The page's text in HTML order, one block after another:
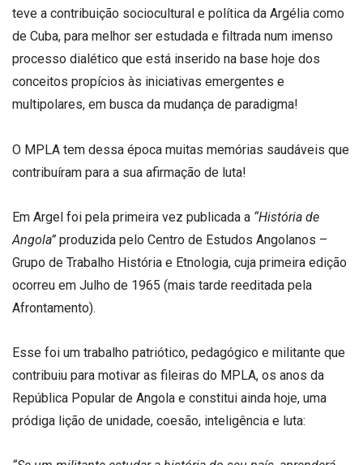
teve a contribuição sociocultural e política da Argélia como
de Cuba, para melhor ser estudada e filtrada num imenso
processo dialético que está inserido na base hoje dos
conceitos propícios às iniciativas emergentes e
multipolares, em busca da mudança de paradigma!
O MPLA tem dessa época muitas memórias saudáveis que
contribuíram para a sua afirmação de luta!
Em Argel foi pela primeira vez publicada a “História de
Angola” produzida pelo Centro de Estudos Angolanos –
Grupo de Trabalho História e Etnologia, cuja primeira edição
ocorreu em Julho de 1965 (mais tarde reeditada pela
Afrontamento).
Esse foi um trabalho patriótico, pedagógico e militante que
contribuiu para motivar as fileiras do MPLA, os anos da
República Popular de Angola e constitui ainda hoje, uma
pródiga lição de unidade, coesão, inteligência e luta: